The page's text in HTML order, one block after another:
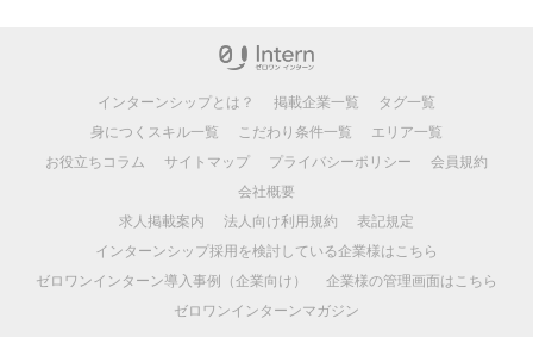
インターンシップとは？ 掲載企業一覧
タグ一覧
身につくスキル一覧
こだわり条件一覧
エリア一覧
お役立ちコラム
サイトマップ プライバシーポリシー
会員規約
会社概要
求人掲載案内
法人向け利用規約
表記規定
インターンシップ採用を検討している企業様はこちら
ゼロワンインターン導入事例（企業向け）
企業様の管理画面はこちら
ゼロワンインターンマガジン